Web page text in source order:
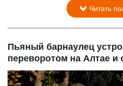
Читать
Пьяный барнаулец
переворотом на Алтае и